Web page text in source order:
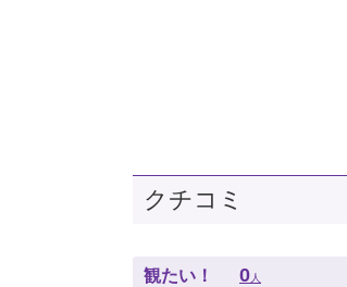
クチコミ
観たい！ 0 人